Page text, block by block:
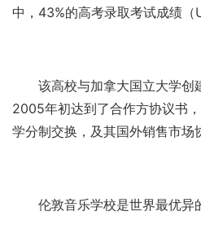
中，43%的高考录取考试成绩（
该高校与加拿大国立大学创
2005年初达到了合作方协议书
学分制交换，及其国外销售市场
伦敦音乐学校是世界最优异的